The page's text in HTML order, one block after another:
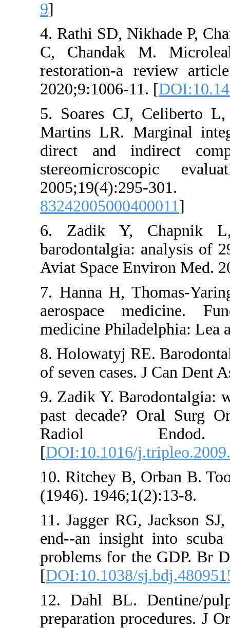
4. Rathi SD,
C, Chandak
restoration-
2020;9:1006-
5. Soares CJ,
Martins LR.
direct and
6. Zadik Y,
barodontalgia:
Aviat Space
7. Hanna H,
aerospace
medicine
8. Holowatyj
of seven
9. Zadik Y.
past
Radiol
[DOI:10.1016/
10. Ritchey B,
(1946).
11. Jagger
end--an
problems for
[DOI:10.1038/
12. Dahl BL.
preparation